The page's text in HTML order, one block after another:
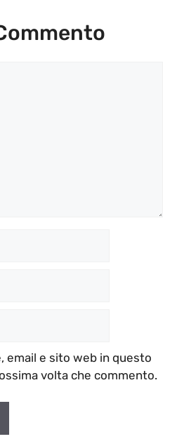
email e sito web in questo
volta che commento.